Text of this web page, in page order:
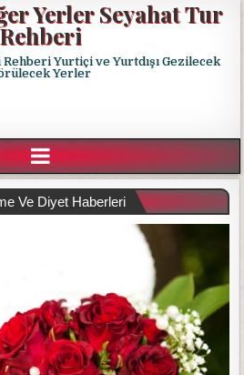
Yerler Seyahat Tur
Rehberi
Yurtiçi ve Yurtdışı Gezilecek
Yerler
Ve Diyet Haberleri